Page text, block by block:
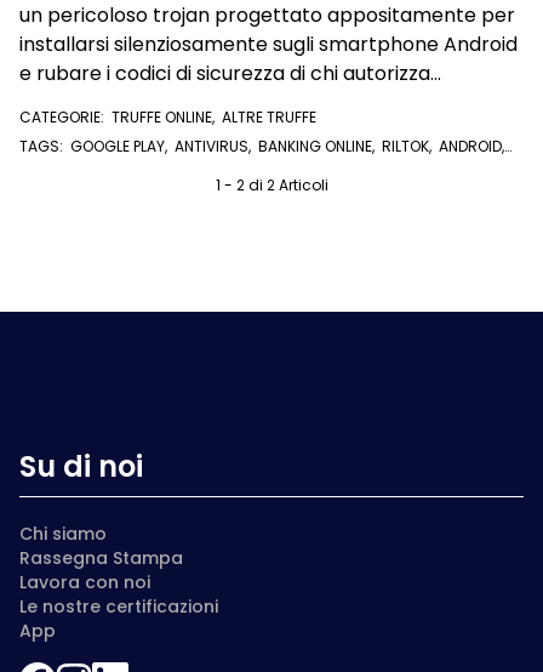
un pericoloso trojan progettato appositamente per
installarsi silenziosamente sugli smartphone Android
e rubare i codici di sicurezza di chi autorizza
CATEGORIE: TRUFFE ONLINE, ALTRE TRUFFE
TAGS: GOOGLE PLAY, ANTIVIRUS, BANKING ONLINE, RILTOK, ANDROID,
1 - 2 di 2 Articoli
Su di noi
Chi siamo
Rassegna Stampa
Lavora con noi
Le nostre certificazioni
App